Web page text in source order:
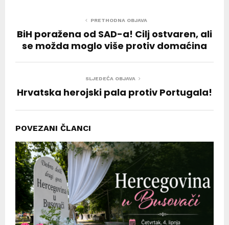
PRETHODNA OBJAVA
BiH poražena od SAD-a! Cilj ostvaren, ali
se možda moglo više protiv domaćina
SLJEDEĆA OBJAVA
Hrvatska herojski pala protiv Portugala!
POVEZANI ČLANCI